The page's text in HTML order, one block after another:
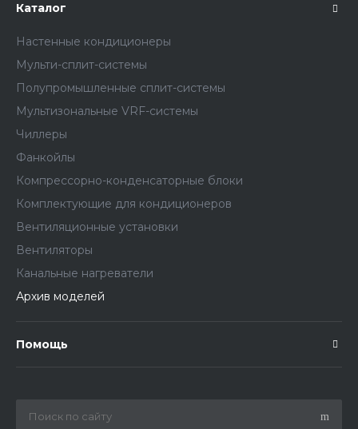
Каталог
Настенные кондиционеры
Мульти-сплит-системы
Полупромышленные сплит-системы
Мультизональные VRF-системы
Чиллеры
Фанкойлы
Компрессорно-конденсаторные блоки
Комплектующие для кондиционеров
Вентиляционные установки
Вентиляторы
Канальные нагреватели
Архив моделей
Помощь